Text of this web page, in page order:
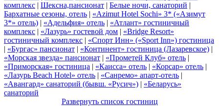
комплекс | Шексна,пансионат | Белые ночи, санаторий |
Бархатные сезоны, отель | «Azimut Hotel Sochi» 3* («Азимут
3*» отель) | «Адельфия» отель | «Атлант» гостиничный
комплекс | «Лазурь» гостевой дом | «Bridge Resort»
гостиничный комплекс | «Спорт Инн» («Sport Inn») гостиница
| «Бургас» пансионат | «Континент» гостиница (Лазаревское) |
«Морская звезда» пансионат | «Прометей Клуб» отель |
«Приморская» гостиница | «Каисса» отель | «Корсар» отель |
«Лазурь Beach Hotel» отель | «Санремо» апарт-отель |
«Авангард» санаторий (бывш. «Русич») | «Беларусь»
санаторий
Развернуть список гостиниц